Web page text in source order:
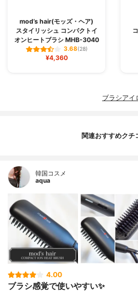
mod’s hair(モッズ・ヘア)
スタイリッシュ コンパクトイ
オンヒートブラシ MHB-3040
3.68(28)
¥4,360
ブラシアイ
関連おすすめクチ
韓国コスメ
aqua
4.00
ブラシ感覚で使いやすい✨